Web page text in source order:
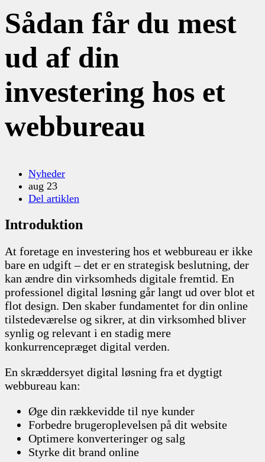
Sådan får du mest
ud af din
investering hos et
webbureau
Nyheder
aug 23
Del artiklen
Introduktion
At foretage en investering hos et webbureau er ikke
bare en udgift – det er en strategisk beslutning, der
kan ændre din virksomheds digitale fremtid. En
professionel digital løsning går langt ud over blot et
flot design. Den skaber fundamentet for din online
tilstedeværelse og sikrer, at din virksomhed bliver
synlig og relevant i en stadig mere
konkurrencepræget digital verden.
En skræddersyet digital løsning fra et dygtigt
webbureau kan:
Øge din rækkevidde til nye kunder
Forbedre brugeroplevelsen på dit website
Optimere konverteringer og salg
Styrke dit brand online